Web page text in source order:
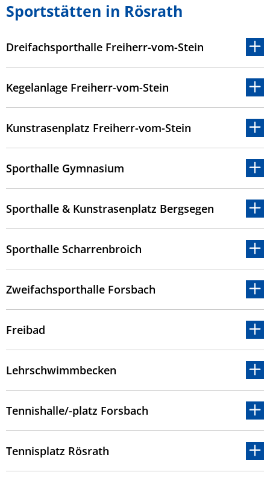
Sportstätten in Rösrath
Dreifachsporthalle Freiherr-vom-Stein
Kegelanlage Freiherr-vom-Stein
Kunstrasenplatz Freiherr-vom-Stein
Sporthalle Gymnasium
Sporthalle & Kunstrasenplatz Bergsegen
Sporthalle Scharrenbroich
Zweifachsporthalle Forsbach
Freibad
Lehrschwimmbecken
Tennishalle/-platz Forsbach
Tennisplatz Rösrath